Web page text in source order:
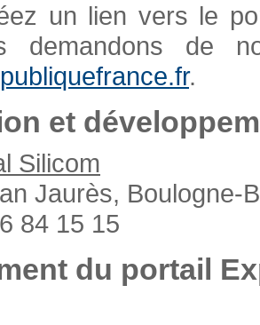
un lien vers le
demandons de
.
et
Silicom
Jaurès, Boulogne-
84 15 15
du portail